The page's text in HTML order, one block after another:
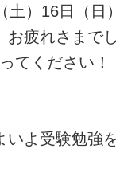
土）16日（日
お疲れさまで
てください！
いよ受験勉強